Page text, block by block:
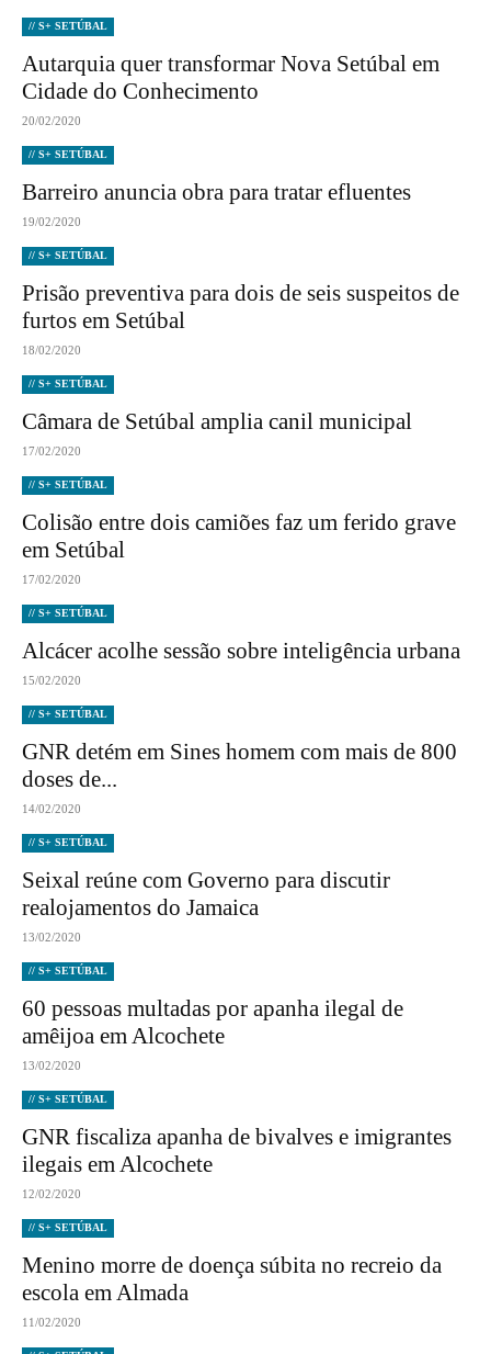
// S+ SETÚBAL
Autarquia quer transformar Nova Setúbal em
Cidade do Conhecimento
20/02/2020
// S+ SETÚBAL
Barreiro anuncia obra para tratar efluentes
19/02/2020
// S+ SETÚBAL
Prisão preventiva para dois de seis suspeitos de
furtos em Setúbal
18/02/2020
// S+ SETÚBAL
Câmara de Setúbal amplia canil municipal
17/02/2020
// S+ SETÚBAL
Colisão entre dois camiões faz um ferido grave
em Setúbal
17/02/2020
// S+ SETÚBAL
Alcácer acolhe sessão sobre inteligência urbana
15/02/2020
// S+ SETÚBAL
GNR detém em Sines homem com mais de 800
doses de...
14/02/2020
// S+ SETÚBAL
Seixal reúne com Governo para discutir
realojamentos do Jamaica
13/02/2020
// S+ SETÚBAL
60 pessoas multadas por apanha ilegal de
amêijoa em Alcochete
13/02/2020
// S+ SETÚBAL
GNR fiscaliza apanha de bivalves e imigrantes
ilegais em Alcochete
12/02/2020
// S+ SETÚBAL
Menino morre de doença súbita no recreio da
escola em Almada
11/02/2020